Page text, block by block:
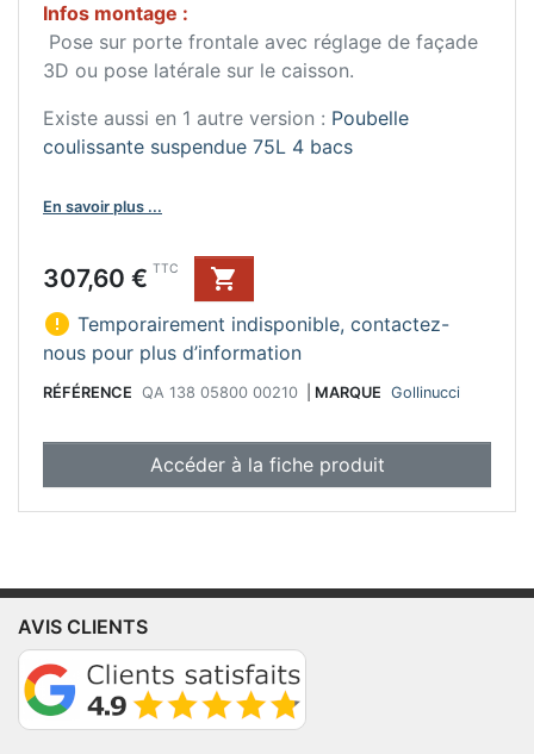
Infos montage :
Pose sur porte frontale avec réglage de façade
3D ou pose latérale sur le caisson.
Existe aussi en 1 autre version : Poubelle
coulissante suspendue 75L 4 bacs
En savoir plus ...
Prix
307,60 € TTC

 Temporairement indisponible, contactez-
nous pour plus d’information
RÉFÉRENCE QA 138 05800 00210 MARQUE Gollinucci
Accéder à la fiche produit
AVIS CLIENTS